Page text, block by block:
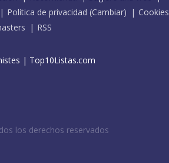
Política de privacidad (Cambiar)
Cookies
RSS
| Top10Listas.com
los derechos reservados